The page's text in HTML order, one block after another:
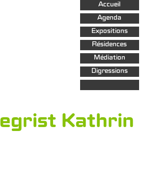
Aller au
contenu
principal
Accueil
Agenda
Expositions
Résidences
Médiation
Digressions
Kathrin